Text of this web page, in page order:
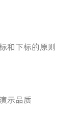
和下标的原则
示品质